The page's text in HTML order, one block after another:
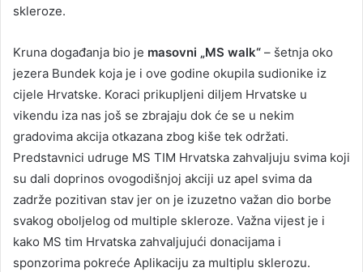
skleroze.
Kruna događanja bio je masovni „MS walk“ – šetnja oko
jezera Bundek koja je i ove godine okupila sudionike iz
cijele Hrvatske. Koraci prikupljeni diljem Hrvatske u
vikendu iza nas još se zbrajaju dok će se u nekim
gradovima akcija otkazana zbog kiše tek održati.
Predstavnici udruge MS TIM Hrvatska zahvaljuju svima koji
su dali doprinos ovogodišnjoj akciji uz apel svima da
zadrže pozitivan stav jer on je izuzetno važan dio borbe
svakog oboljelog od multiple skleroze. Važna vijest je i
kako MS tim Hrvatska zahvaljujući donacijama i
sponzorima pokreće Aplikaciju za multiplu sklerozu.